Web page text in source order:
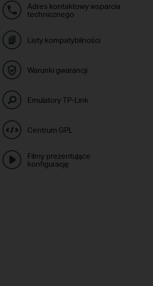
Adres kontaktowy wsparcia
technicznego
Listy kompatybilności
Warunki gwarancji
Emulatory TP-Link
Centrum GPL
Filmy prezentujące
konfigurację